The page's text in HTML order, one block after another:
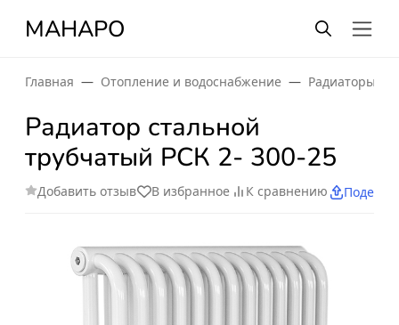
МАНАРО
Главная Отопление и водоснабжение Радиаторы
Радиатор стальной
трубчатый РСК 2- 300-25
Добавить отзыв В избранное К сравнению